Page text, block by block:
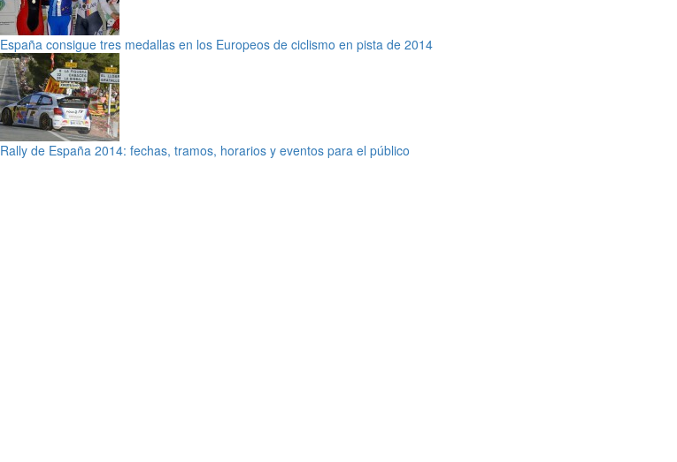
España consigue tres medallas en los Europeos de ciclismo en pista de 2014
Rally de España 2014: fechas, tramos, horarios y eventos para el público